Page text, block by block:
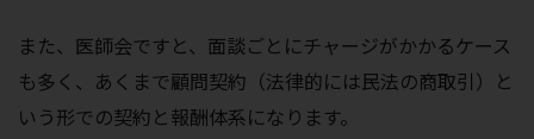
また、医師会ですと、面談ごとにチャージがかかるケース
も多く、あくまで顧問契約（法律的には民法の商取引）と
いう形での契約と報酬体系になります。